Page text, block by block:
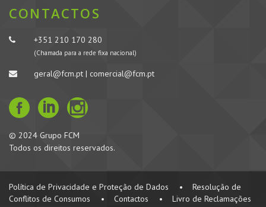
CONTACTOS
+351 210 170 280
(Chamada para a rede fixa nacional)
geral@fcm.pt | comercial@fcm.pt
© 2024 Grupo FCM
Todos os direitos reservados.
Política de Privacidade e Proteção de Dados •
Resolução de
Conflitos de Consumos
• Contactos • Livro de Reclamações